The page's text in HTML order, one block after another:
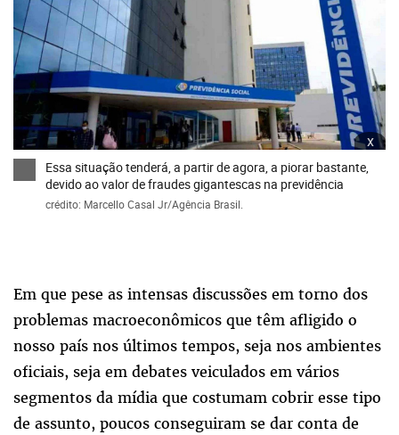
x
Essa situação tenderá, a partir de agora, a piorar bastante,
devido ao valor de fraudes gigantescas na previdência
crédito: Marcello Casal Jr/Agência Brasil.
Em que pese as intensas discussões em torno dos
problemas macroeconômicos que têm afligido o
nosso país nos últimos tempos, seja nos ambientes
oficiais, seja em debates veiculados em vários
segmentos da mídia que costumam cobrir esse tipo
de assunto, poucos conseguiram se dar conta de